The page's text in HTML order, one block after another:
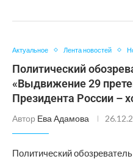
Актуальное Лента новостей
Политический
«Выдвижение 29
Президента России –
Автор Ева Адамова
Политический